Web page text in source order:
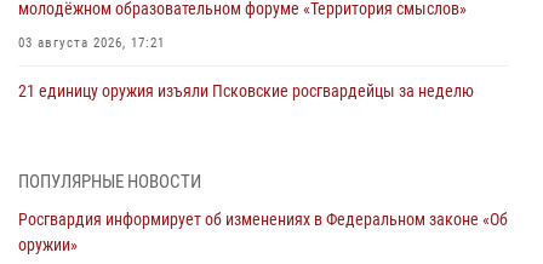
молодёжном образовательном форуме «Территория смыслов»
03 августа 2026, 17:21
21 единицу оружия изъяли Псковские росгвардейцы за неделю
Росгвардейцы принимают участие в обеспечении общественной
02 августа 2026, 13:28
ПОПУЛЯРНЫЕ НОВОСТИ
Росгвардия информирует об изменениях в Федеральном законе «Об
оружии»